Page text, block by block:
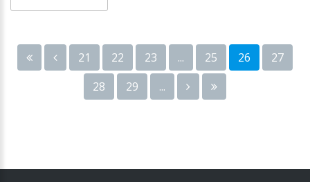
21 22 23 ... 25 26
27
28
29 ...